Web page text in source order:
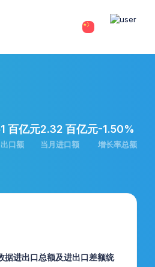
百亿元
口额
2.32 百亿元
当月进口额
-1.50%
增长率总额
进出口总额及进出口差额统